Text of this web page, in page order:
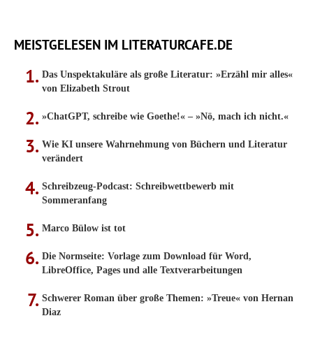
MEISTGELESEN IM LITERATURCAFE.DE
Das Unspektakuläre als große Literatur: »Erzähl mir alles«
von Elizabeth Strout
»ChatGPT, schreibe wie Goethe!« – »Nö, mach ich nicht.«
Wie KI unsere Wahrnehmung von Büchern und Literatur
verändert
Schreibzeug-Podcast: Schreibwettbewerb mit
Sommeranfang
Marco Bülow ist tot
Die Normseite: Vorlage zum Download für Word,
LibreOffice, Pages und alle Textverarbeitungen
Schwerer Roman über große Themen: »Treue« von Hernan
Diaz